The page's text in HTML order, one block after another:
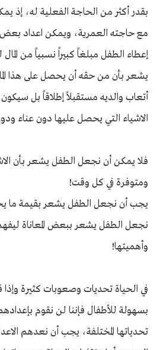
بقدر أكثر من الحاجة الفعلية له، إذ
مع حاجته العمرية، ويمكن اعداد بعض
إعطاء الطفل مبلغاً كبيراً نسبياً من
يشعر بأن من حقه أن يحصل على هذا
أتعاب والديه مستقبلاً إطلاقاً بل
الاشياء التي يحصل عليها دون عناء
فلا يمكن أن نجعل الطفل يشعر بأن
ومتوفرة في كل وقت!
يجب أن نجعل الطفل يشعر بقيمة ما
نجعل الطفل يشعر ببعض المعاناة
وأهميتها!
في الحياة تحديات وصعوبات كثيرة
بسهولة للأطفال فإننا لن نقوم
تحدياتها المختلفة، يجب أن نعدهم